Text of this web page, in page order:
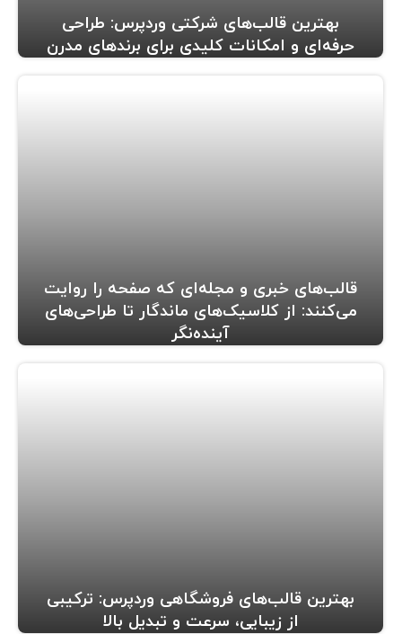
بهترین قالب‌های شرکتی وردپرس: طراحی
حرفه‌ای و امکانات کلیدی برای برندهای مدرن
قالب‌های خبری و مجله‌ای که صفحه را روایت
می‌کنند: از کلاسیک‌های ماندگار تا طراحی‌های
آینده‌نگر
بهترین قالب‌های فروشگاهی وردپرس: ترکیبی
از زیبایی، سرعت و تبدیل بالا